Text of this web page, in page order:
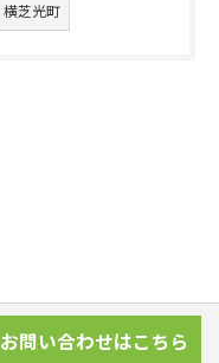
横芝光町
お問い合わせはこちら